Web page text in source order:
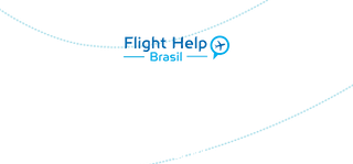
em parceria com